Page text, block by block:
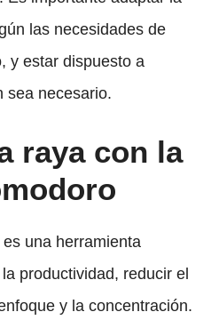
las necesidades de
y estar dispuesto a
sea necesario.
raya con la
una herramienta
productividad, reducir el
y la concentración.